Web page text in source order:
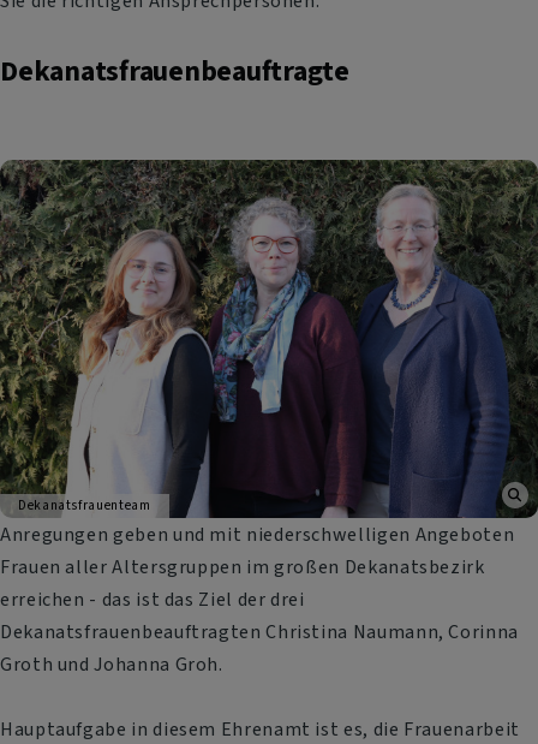
Dekanatsfrauenbeauftragte
Dekanatsfrauenteam
Anregungen geben und mit niederschwelligen Angeboten
Frauen aller Altersgruppen im großen Dekanatsbezirk
erreichen - das ist das Ziel der drei
Dekanatsfrauenbeauftragten Christina Naumann, Corinna
Groth und Johanna Groh.
Hauptaufgabe in diesem Ehrenamt ist es, die Frauenarbeit